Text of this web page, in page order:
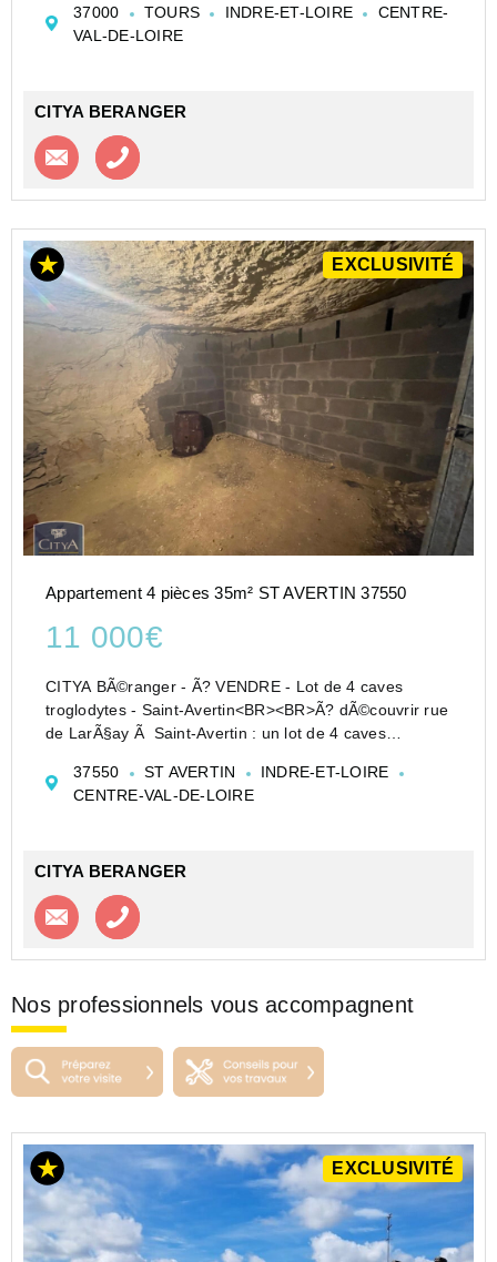
Elle est située dans un quartier dynamique et
recherché de Tours.
37000 TOURS INDRE-ET-LOIRE
CENTRE-
VAL-DE-LOIRE
CITYA BERANGER
Contacter l'agence
EXCLUSIVITÉ
Appartement 4 pièces 35m² ST AVERTIN 37550
11 000€
CITYA BÃ©ranger - Ã? VENDRE - Lot de 4 caves
troglodytes - Saint-Avertin<BR><BR>Ã? dÃ©couvrir rue
de LarÃ§ay Ã Saint-Avertin : un lot de 4 caves
pour du stockage ou un projet de valorisati...
37550 ST AVERTIN
INDRE-ET-LOIRE
CENTRE-VAL-DE-LOIRE
CITYA BERANGER
Contacter l'agence
Nos professionnels vous accompagnent
EXCLUSIVITÉ